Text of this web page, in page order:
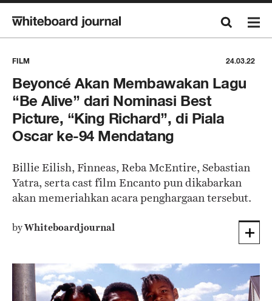
FILM 24.03.22
Beyoncé Akan Membawakan Lagu
“Be Alive” dari Nominasi Best
Picture, “King Richard”, di Piala
Oscar ke-94 Mendatang
Billie Eilish, Finneas, Reba McEntire, Sebastian
Yatra, serta cast film Encanto pun dikabarkan
akan memeriahkan acara penghargaan tersebut.
byWhiteboardjournal